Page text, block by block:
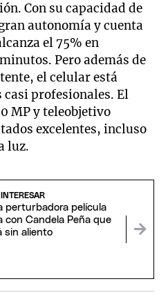
Con su capacidad de
autonomía y cuenta
el 75% en
Pero además de
el celular está
casi profesionales. El
MP y teleobjetivo
excelentes, incluso
luz.
perturbadora película
con Candela Peña que
sin aliento